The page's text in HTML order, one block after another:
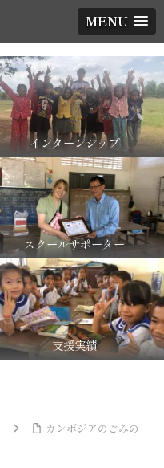
MENU
インターンシップ
スクールサポーター
支援実績
カンボジアのごみの